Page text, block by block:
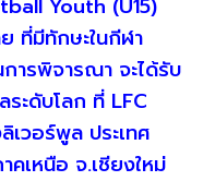
Youth (U15)
ที่มีทักษะในกีฬา
ารพิจารณา จะได้รับ
ะดับโลก ที่ LFC
วอร์พูล ประเทศ
เหนือ จ.เชียงใหม่